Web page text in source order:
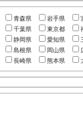
青森県 岩手県
千葉県 東京都
静岡県 愛知県
島根県 岡山県
長崎県 熊本県